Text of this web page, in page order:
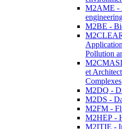
M2AME -
M2BE -
Pollution
et
Complexes
M2DQ -
M2DS -
M2FM -
M2HEP -
M2ITIE -